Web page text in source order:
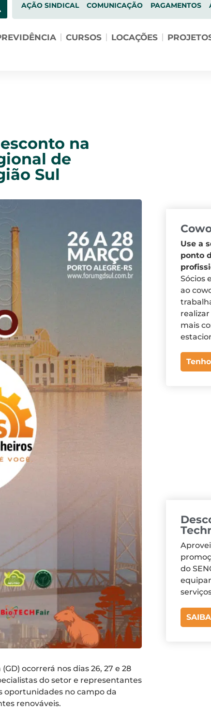
AÇÃO SINDICAL COMUNICAÇÃO PAGAMENTOS
CURSOS LOCAÇÕES
na
de
Sul
ocorrerá nos dias 26, 27 e 28
do setor e representantes
oportunidades no campo da
renováveis.
Use a
ponto
Sócios
ao
mais
do